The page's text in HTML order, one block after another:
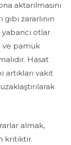
aktarılmasını
zararlının
otlar
ve pamuk
Hasat
vakit
almak,
kritiktir.